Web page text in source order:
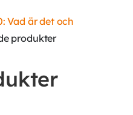
Vad är det och
produkter